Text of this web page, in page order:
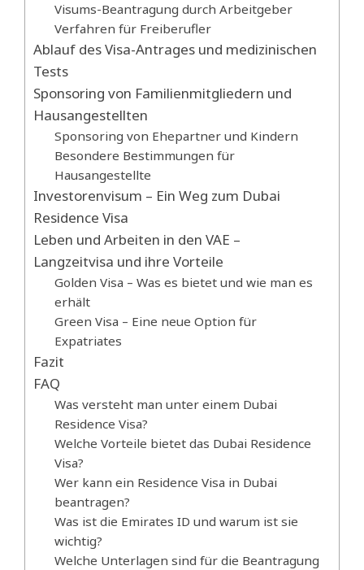
Visums-Beantragung durch Arbeitgeber
Verfahren für Freiberufler
Ablauf des Visa-Antrages und medizinischen
Tests
Sponsoring von Familienmitgliedern und
Hausangestellten
Sponsoring von Ehepartner und Kindern
Besondere Bestimmungen für
Hausangestellte
Investorenvisum – Ein Weg zum Dubai
Residence Visa
Leben und Arbeiten in den VAE –
Langzeitvisa und ihre Vorteile
Golden Visa – Was es bietet und wie man es
erhält
Green Visa – Eine neue Option für
Expatriates
Fazit
FAQ
Was versteht man unter einem Dubai
Residence Visa?
Welche Vorteile bietet das Dubai Residence
Visa?
Wer kann ein Residence Visa in Dubai
beantragen?
Was ist die Emirates ID und warum ist sie
wichtig?
Welche Unterlagen sind für die Beantragung